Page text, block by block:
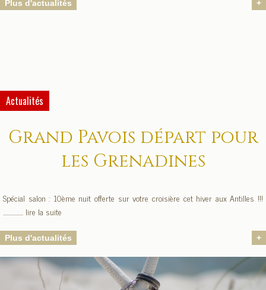
+
Plus d'actualités
Actualités
Grand Pavois départ pour
les Grenadines
Spécial salon : 10ème nuit offerte sur votre croisière cet hiver aux Antilles !!!
................. lire la suite
+
Plus d'actualités